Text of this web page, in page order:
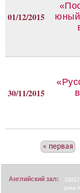
01/12/2015
юный
30/11/2015
А
« первая
Английский зал:
реки